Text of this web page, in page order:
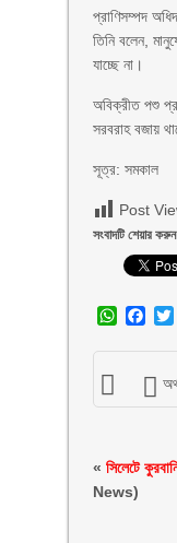
প্রাণিসম্পদ
তিনি বলেন,
যাচ্ছে না।
অবিক্রীত পশু
সরবরাহ বজায়
সূত্র: সমকাল
Post
সংবাদটি শেয়ার করুন
« সিলেটে
News)